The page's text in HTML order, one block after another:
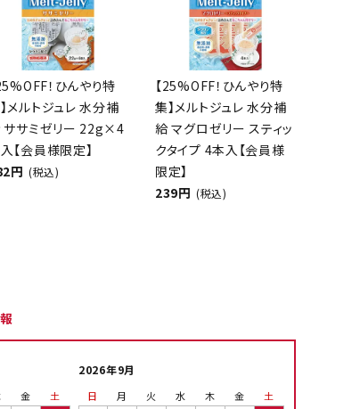
！ひんやり特
メルトジュレ 水分補
ササミゼリー 22g×4
【会員様限定】
円 (税込)
【25%OFF！ひんやり特
集】メルトジュレ 水分補
給 マグロゼリー スティッ
クタイプ 4本入【会員様
限定】
239円 (税込)
金 土
2026年9月
日 月 火 水 木 金 土